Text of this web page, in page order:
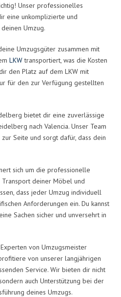
Unser professionelles
eine unkomplizierte und
Umzug.
Umzugsgüter zusammen mit
LKWtransportiert, was die Kosten
den Platz auf dem LKW mit
für den zur Verfügung gestellten
bietet dir eine zuverlässige
nach Valencia. Unser Team
Seite und sorgt dafür, dass dein
sich um die professionelle
Transport deiner Möbel und
dass jeder Umzug individuell
Anforderungen ein. Du kannst
Sachen sicher und unversehrt in
von Umzugsmeister
von unserer langjährigen
Service. Wir bieten dir nicht
auch Unterstützung bei der
deines Umzugs.